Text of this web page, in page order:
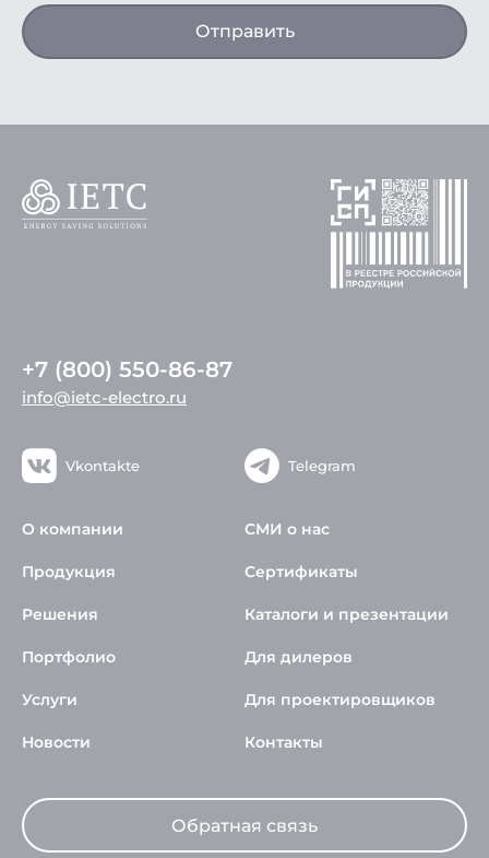
Отправить
+7 (800) 550-86-87
info@ietc-electro.ru
Vkontakte Telegram
О компании
Продукция
Решения
Портфолио
Услуги
Новости
СМИ о нас
Сертификаты
Каталоги и презентации
Для дилеров
Для проектировщиков
Контакты
Обратная связь